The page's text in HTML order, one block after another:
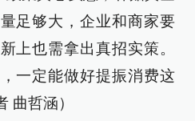
足够大，企业和商家要
上也需拿出真招实策。
一定能做好提振消费这
曲哲涵）